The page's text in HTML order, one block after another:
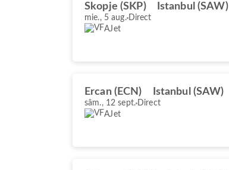
Skopje (SKP) Istanbul (SAW)
mie., 5 aug. Direct
AJet
Ercan (ECN) Istanbul (SAW)
sâm., 12 sept. Direct
AJet